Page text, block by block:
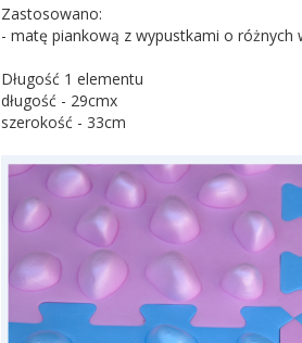
Zastosowano:
- matę piankową z wypustkami o różnych
Długość 1 elementu
długość - 29cmx
szerokość - 33cm